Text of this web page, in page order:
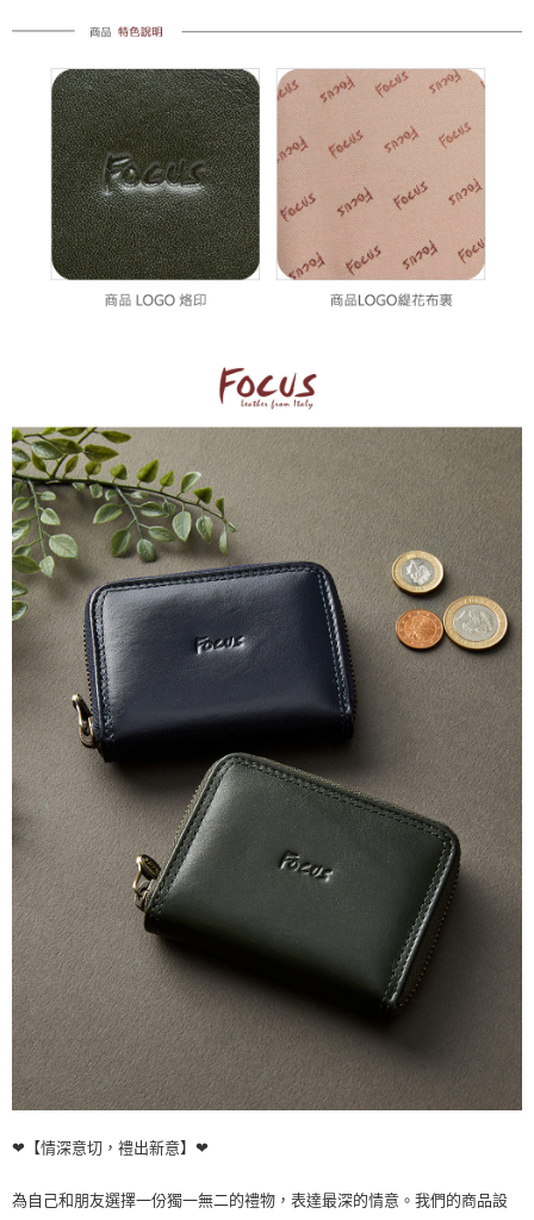
❤【情深意切，禮出新意】❤
為自己和朋友選擇一份獨一無二的禮物，表達最深的情意。我們的商品設